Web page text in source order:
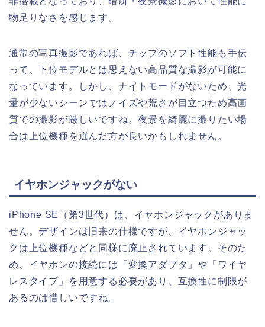
物足りなさを感じます。
通常の写真撮影であれば、チップのソフト性能も手伝
って、下位モデルとは思えない高品質な撮影が可能に
なっています。しかし、ナイトモードがないため、光
量が少ないシーンではノイズや荒さが目立つため高画
質での撮影が厳しいですね。夜景を綺麗に撮りたい場
合は上位機種を選んだ方が良いかもしれません。
イヤホンジャックがない
iPhone SE（第3世代）は、イヤホンジャックがありま
せん。デザインは旧来の仕様ですが、イヤホンジャッ
クは上位機種などと同様に廃止されています。そのた
め、イヤホンの接続には「変換アダプタ」や「ワイヤ
レスタイプ」を用意する必要があり、互換性に制限が
あるのは惜しいですね。